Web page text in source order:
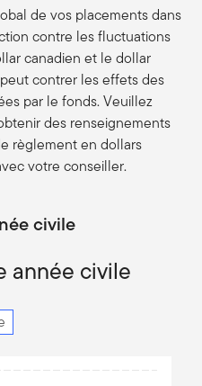
de vos placements dans
contre les fluctuations
canadien et le dollar
contrer les effets des
par le fonds. Veuillez
des renseignements
règlement en dollars
votre conseiller.
civile
année civile